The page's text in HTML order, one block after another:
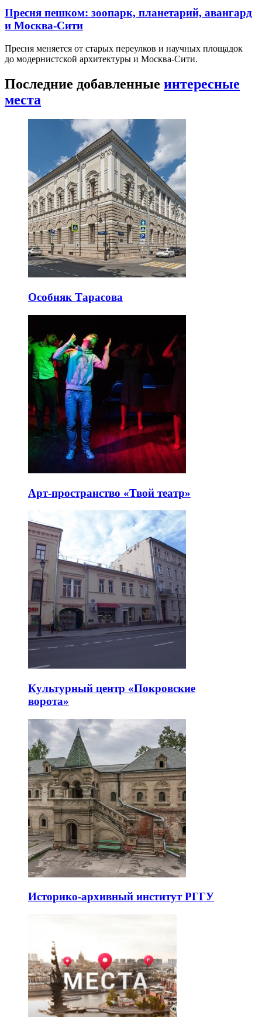
Пресня пешком: зоопарк, планетарий, авангард
и Москва-Сити
Пресня меняется от старых переулков и научных площадок
до модернистской архитектуры и Москва-Сити.
Последние добавленные интересные
места
Особняк Тарасова
Арт-пространство «Твой театр»
Культурный центр «Покровские
ворота»
Историко-архивный институт РГГУ